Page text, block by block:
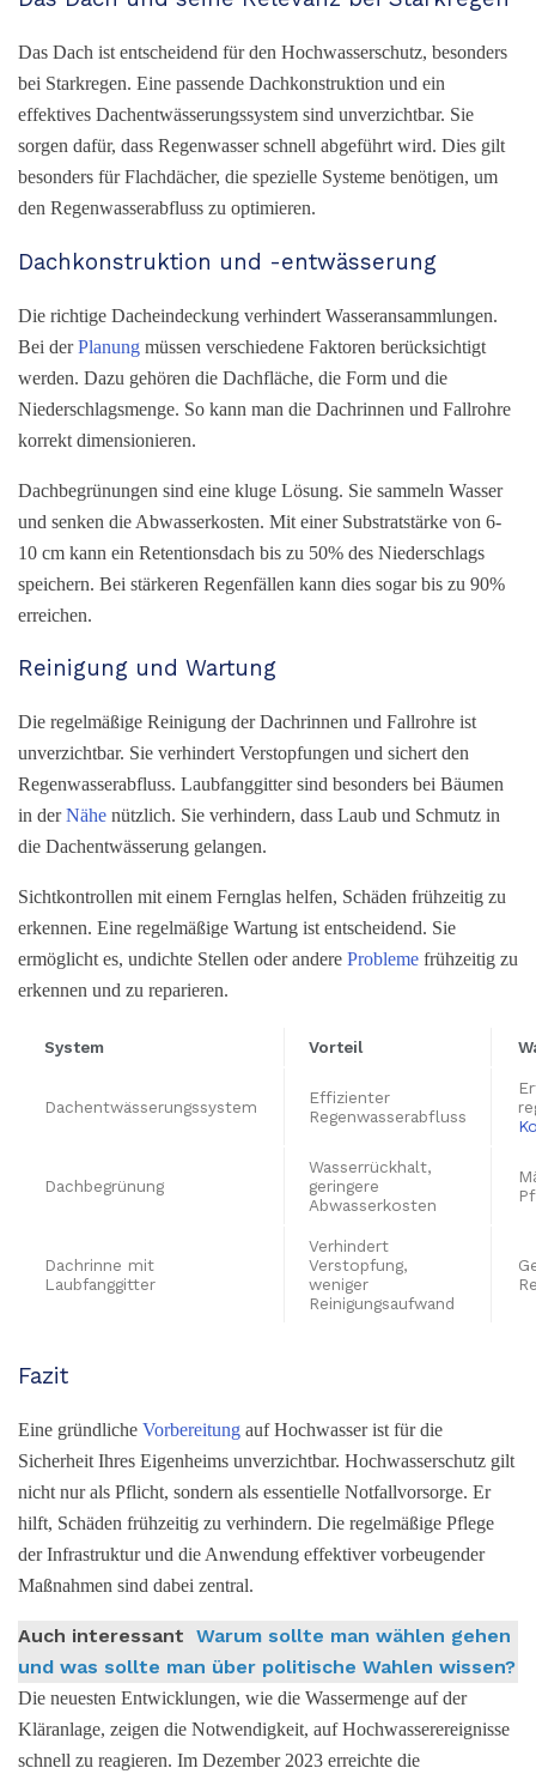
Das Dach ist entscheidend für den Hochwasserschutz, besonders
bei Starkregen. Eine passende Dachkonstruktion und ein
effektives Dachentwässerungssystem sind unverzichtbar. Sie
sorgen dafür, dass Regenwasser schnell abgeführt wird. Dies gilt
besonders für Flachdächer, die spezielle Systeme benötigen, um
den Regenwasserabfluss zu optimieren.
Dachkonstruktion und -entwässerung
Die richtige Dacheindeckung verhindert Wasseransammlungen.
Bei derPlanung müssen verschiedene Faktoren berücksichtigt
werden. Dazu gehören die Dachfläche, die Form und die
Niederschlagsmenge. So kann man die Dachrinnen und Fallrohre
korrekt dimensionieren.
Dachbegrünungen sind eine kluge Lösung. Sie sammeln Wasser
und senken die Abwasserkosten. Mit einer Substratstärke von 6-
10 cm kann ein Retentionsdach bis zu 50% des Niederschlags
speichern. Bei stärkeren Regenfällen kann dies sogar bis zu 90%
erreichen.
Reinigung und Wartung
Die regelmäßige Reinigung der Dachrinnen und Fallrohre ist
unverzichtbar. Sie verhindert Verstopfungen und sichert den
Regenwasserabfluss. Laubfanggitter sind besonders bei Bäumen
in derNähe nützlich. Sie verhindern, dass Laub und Schmutz in
die Dachentwässerung gelangen.
Sichtkontrollen mit einem Fernglas helfen, Schäden frühzeitig zu
erkennen. Eine regelmäßige Wartung ist entscheidend. Sie
ermöglicht es, undichte Stellen oder andere Probleme frühzeitig zu
erkennen und zu reparieren.
System Vorteil
Dachentwässerungssystem
Effizienter
Regenwasserabfluss
Dachbegrünung
Wasserrückhalt,
geringere
Abwasserkosten
Dachrinne mit
Laubfanggitter
Verhindert
Verstopfung,
weniger
Reinigungsaufwand
Fazit
Eine gründliche Vorbereitung auf Hochwasser ist für die
Sicherheit Ihres Eigenheims unverzichtbar. Hochwasserschutz gilt
nicht nur als Pflicht, sondern als essentielle Notfallvorsorge. Er
hilft, Schäden frühzeitig zu verhindern. Die regelmäßige Pflege
der Infrastruktur und die Anwendung effektiver vorbeugender
Maßnahmen sind dabei zentral.
Auch interessant Warum sollte man wählen gehen
und was sollte man über politische Wahlen wissen?
Die neuesten Entwicklungen, wie die Wassermenge auf der
Kläranlage, zeigen die Notwendigkeit, auf Hochwasserereignisse
schnell zu reagieren. Im Dezember 2023 erreichte die